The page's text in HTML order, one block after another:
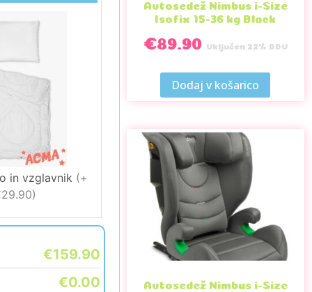
in vzglavnik (+
)
€159.90
€0.00
Avtosedež Nimbus i-Size
Isofix 15-36 kg Black
€89.90 Vključen 22% DDV
Dodaj v košarico
Avtosedež Nimbus i-Size